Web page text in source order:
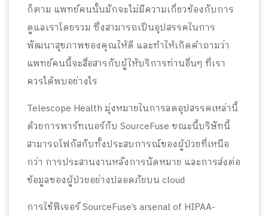
ก็ตาม แพทย์คนนั้นมักจะไม่มีความเกี่ยวข้องกับการ
ดูแลเราโดยรวม ซึ่งสามารถเป็นอุปสรรคในการ
พัฒนาสุขภาพของคุณให้ดี และทำให้เกิดคำถามว่า
แพทย์คนนี้จะสื่อสารกับผู้ให้บริการท่านอื่นๆ ที่เรา
ควรได้พบอย่างไร
Telescope Health มุ่งหมายในการลดอุปสรรคเหล่านี้
ด้วยการพาร์ทเนอร์กับ SourceFuse ขณะนี้บริษัทนี้
สามารถโฟกัสกับทั้งประสบการณ์ของผู้ป่วยที่เหนือ
กว่า การประสานงานหลังการนัดหมาย และการส่งต่อ
ข้อมูลของผู้ป่วยอย่างปลอดภัยบน cloud
การใช้ฟีเจอร์ SourceFuse’s arsenal of HIPAA-